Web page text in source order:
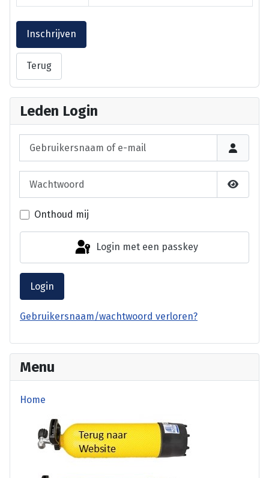
Inschrijven
Terug
Leden Login
Gebruikersnaam of e-mail
Wachtwoord
Laat
Onthoud mij
Login met een passkey
Login
Gebruikersnaam/wachtwoord verloren?
Menu
Home